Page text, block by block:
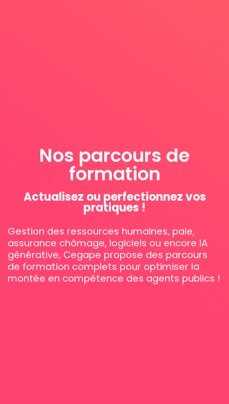
Nos parcours de
formation
Actualisez ou perfectionnez vos
pratiques !
Gestion des ressources humaines, paie,
assurance chômage, logiciels ou encore IA
générative, Cegape propose des parcours
de formation complets pour optimiser la
montée en compétence des agents publics !